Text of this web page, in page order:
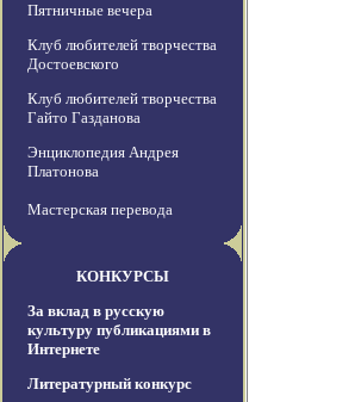
Пятничные вечера
Клуб любителей творчества
Достоевского
Клуб любителей творчества
Гайто Газданова
Энциклопедия Андрея
Платонова
Мастерская перевода
КОНКУРСЫ
За вклад в русскую
культуру публикациями в
Интернете
Литературный конкурс